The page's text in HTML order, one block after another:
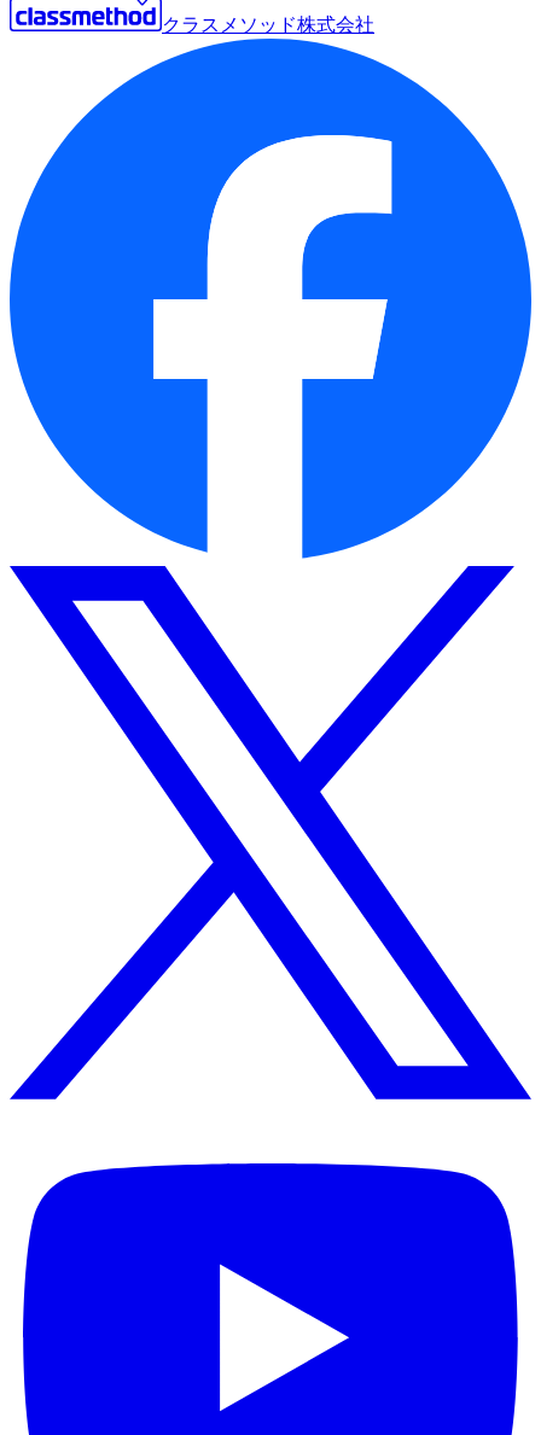
クラスメソッド株式会社